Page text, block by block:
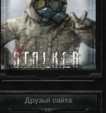
Друзья сайта